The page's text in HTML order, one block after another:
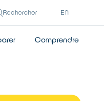
Rechercher EN
Comprendre